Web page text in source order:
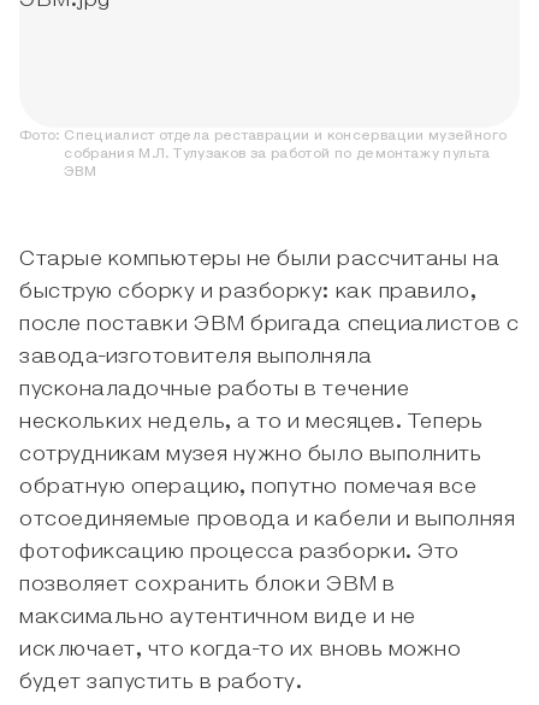
Фото: Специалист отдела реставрации и консервации музейного
собрания М.Л. Тулузаков за работой по демонтажу пульта
ЭВМ
Старые компьютеры не были рассчитаны на
быструю сборку и разборку: как правило,
после поставки ЭВМ бригада специалистов с
завода-изготовителя выполняла
пусконаладочные работы в течение
нескольких недель, а то и месяцев. Теперь
сотрудникам музея нужно было выполнить
обратную операцию, попутно помечая все
отсоединяемые провода и кабели и выполняя
фотофиксацию процесса разборки. Это
позволяет сохранить блоки ЭВМ в
максимально аутентичном виде и не
исключает, что когда-то их вновь можно
будет запустить в работу.